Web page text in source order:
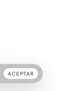
ACEPTAR